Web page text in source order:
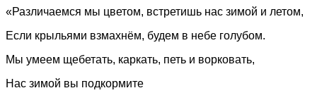
«Различаемся мы цветом, встретишь нас зимой и летом,
Если крыльями взмахнём, будем в небе голубом.
Мы умеем щебетать, каркать, петь и ворковать,
Нас зимой вы подкормите